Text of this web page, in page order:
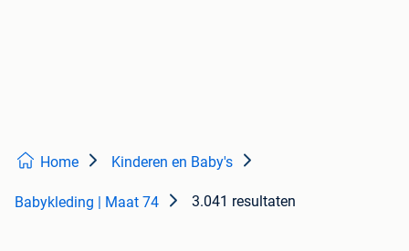
Home Kinderen en Baby's
Babykleding | Maat 74 3.041 resultaten